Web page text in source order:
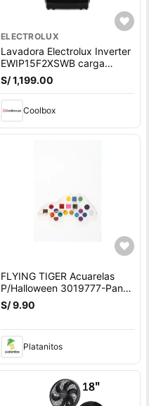
ELECTROLUX
Lavadora Electrolux Inverter
EWIP15F2XSWB carga
superior, capacidad 15 kg,
negro
S/ 1,199.00
Coolbox
FLYING TIGER Acuarelas
P/Halloween 3019777-Pant-
A
S/ 9.90
Platanitos